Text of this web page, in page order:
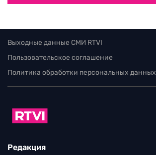
Выходные данные СМИ RTVI
Пользовательское соглашение
Политика обработки персональных данных
Редакция